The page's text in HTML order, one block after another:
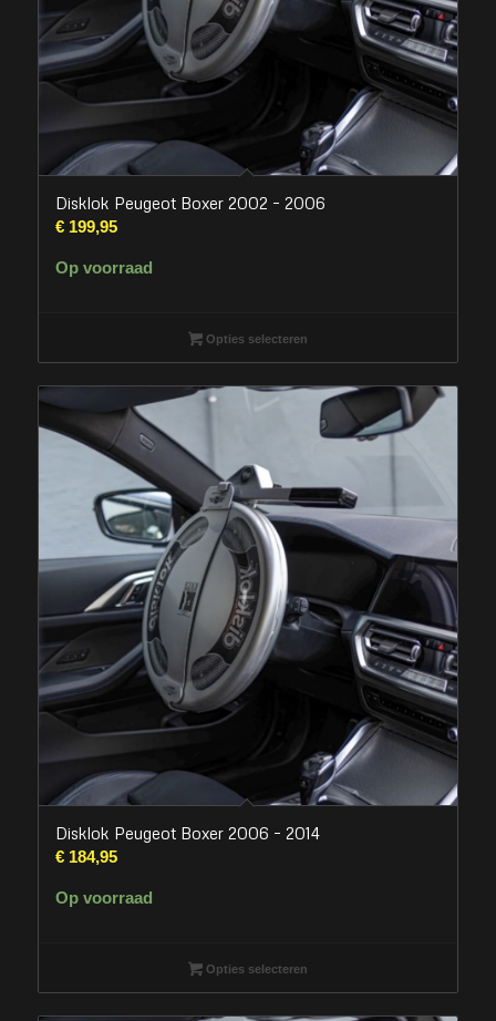
Disklok Peugeot Boxer 2002 – 2006
€199,95
Op voorraad
Opties selecteren
Disklok Peugeot Boxer 2006 – 2014
€184,95
Op voorraad
Opties selecteren